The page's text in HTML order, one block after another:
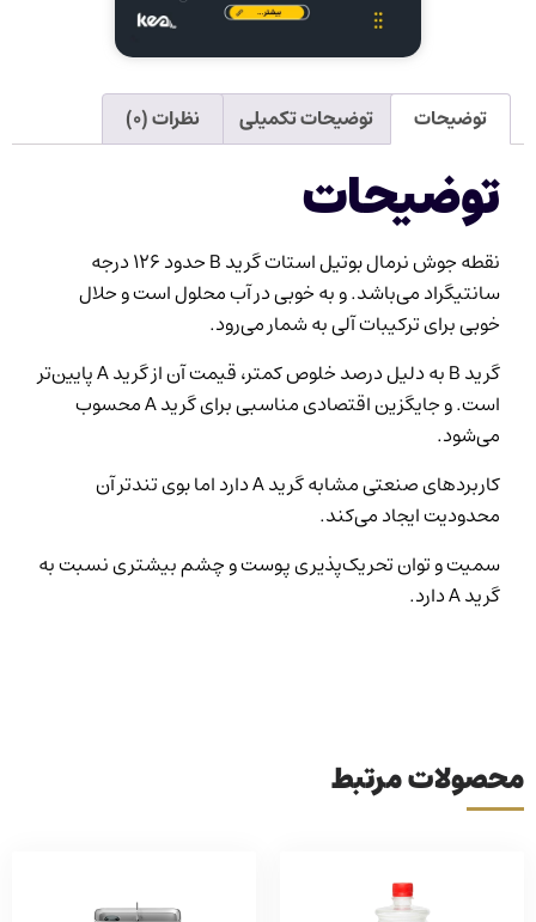
توضیحات توضیحات تکمیلی نظرات (۰)
توضیحات
نقطه جوش نرمال بوتیل استات گرید B حدود 126 درجه
سانتیگراد می‌باشد. و به خوبی در آب محلول است و حلال
خوبی برای ترکیبات آلی به شمار می‌رود.
گرید B به دلیل درصد خلوص کمتر، قیمت آن از گرید A پایین‌تر
است. و جایگزین اقتصادی مناسبی برای گرید A محسوب
می‌شود.
کاربردهای صنعتی مشابه گرید A دارد اما بوی تندتر آن
محدودیت ایجاد می‌کند.
سمیت و توان تحریک‌پذیری پوست و چشم بیشتری نسبت به
گرید A دارد.
محصولات مرتبط